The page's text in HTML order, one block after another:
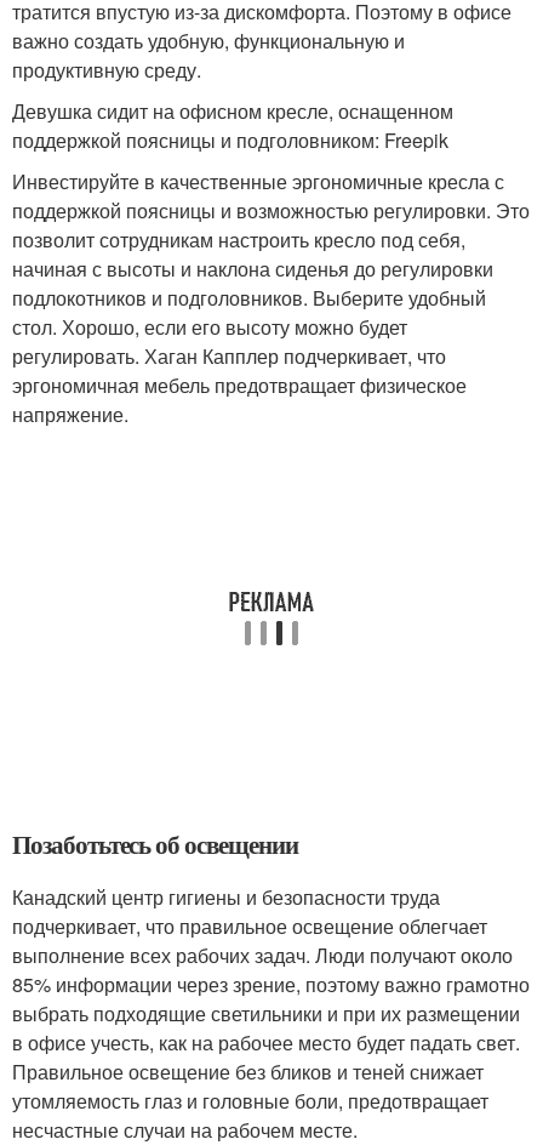
тратится впустую из-за дискомфорта. Поэтому в офисе
важно создать удобную, функциональную и
продуктивную среду.
Девушка сидит на офисном кресле, оснащенном
поддержкой поясницы и подголовником: Freepik
Инвестируйте в качественные эргономичные кресла с
поддержкой поясницы и возможностью регулировки. Это
позволит сотрудникам настроить кресло под себя,
начиная с высоты и наклона сиденья до регулировки
подлокотников и подголовников. Выберите удобный
стол. Хорошо, если его высоту можно будет
регулировать. Хаган Капплер подчеркивает, что
эргономичная мебель предотвращает физическое
напряжение.
Позаботьтесь об освещении
Канадский центр гигиены и безопасности труда
подчеркивает, что правильное освещение облегчает
выполнение всех рабочих задач. Люди получают около
85% информации через зрение, поэтому важно грамотно
выбрать подходящие светильники и при их размещении
в офисе учесть, как на рабочее место будет падать свет.
Правильное освещение без бликов и теней снижает
утомляемость глаз и головные боли, предотвращает
несчастные случаи на рабочем месте.